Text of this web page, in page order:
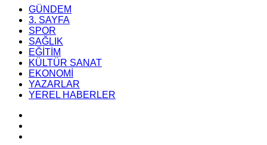
GÜNDEM
3. SAYFA
SPOR
SAĞLIK
EĞİTİM
KÜLTÜR SANAT
EKONOMİ
YAZARLAR
YEREL HABERLER